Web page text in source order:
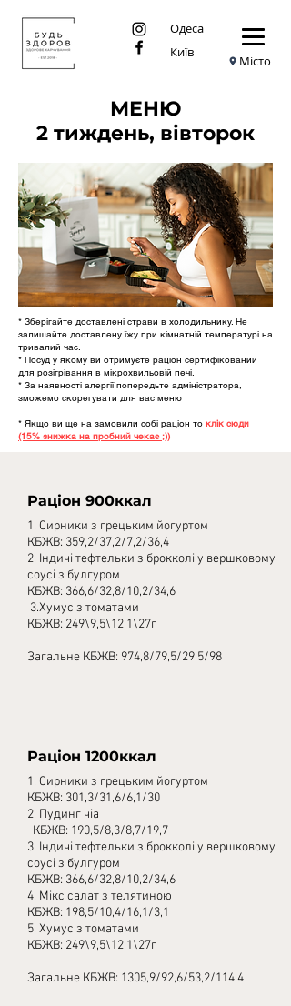
Одеса
Київ
Місто
МЕНЮ
2 тиждень, вівторок
* Зберігайте доставлені страви в холодильнику. Не
залишайте доставлену їжу при кімнатній температурі на
тривалий час.
* Посуд у якому ви отримуєте раціон сертифікований
для розігрівання в мікрохвильовій печі.
* За наявності алергії попередьте адміністратора,
зможемо скорегувати для вас меню
* Якщо ви ще на замовили собі раціон то клік сюди
(15% знижка на пробний чекає ;))
Раціон 900ккал
1. Сирники з грецьким йогуртом
КБЖВ: 359,2/37,2/7,2/36,4
2. Індичі тефтельки з брокколі у вершковому
соусі з булгуром
КБЖВ: 366,6/32,8/10,2/34,6
3.Хумус з томатами
КБЖВ: 249\9,5\12,1\27г
Загальне КБЖВ: 974,8/79,5/29,5/98
Раціон 1200ккал
1. Сирники з грецьким йогуртом
КБЖВ: 301,3/31,6/6,1/30
2. Пудинг чіа
КБЖВ: 190,5/8,3/8,7/19,7
3. Індичі тефтельки з брокколі у вершковому
соусі з булгуром
КБЖВ: 366,6/32,8/10,2/34,6
4. Мікс салат з телятиною
КБЖВ: 198,5/10,4/16,1/3,1
5. Хумус з томатами
КБЖВ: 249\9,5\12,1\27г
Загальне КБЖВ: 1305,9/92,6/53,2/114,4